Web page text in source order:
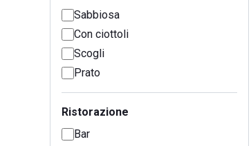
Sabbiosa
Con ciottoli
Scogli
Prato
Ristorazione
Bar